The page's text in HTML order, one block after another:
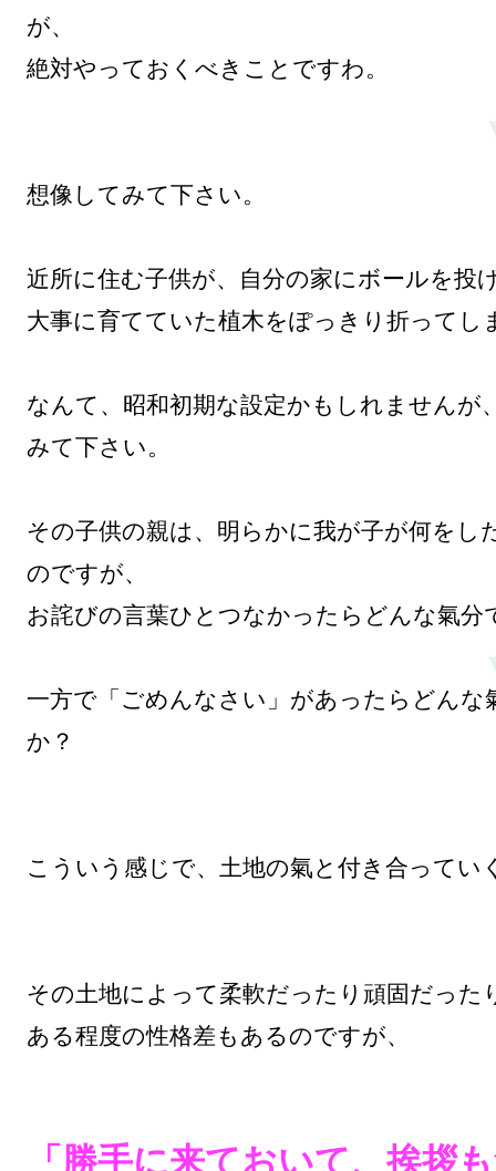
が、
絶対やっておくべきことですわ。
想像してみて下さい。
近所に住む子供が、自分の家にボールを投
大事に育てていた植木をぽっきり折ってし
なんて、昭和初期な設定かもしれませんが
みて下さい。
その子供の親は、明らかに我が子が何をし
のですが、
お詫びの言葉ひとつなかったらどんな氣分
一方で「ごめんなさい」があったらどんな
か？
こういう感じで、土地の氣と付き合ってい
その土地によって柔軟だったり頑固だった
ある程度の性格差もあるのですが、
「勝手に来ておいて、挨拶